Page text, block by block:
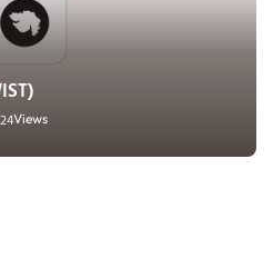
Views